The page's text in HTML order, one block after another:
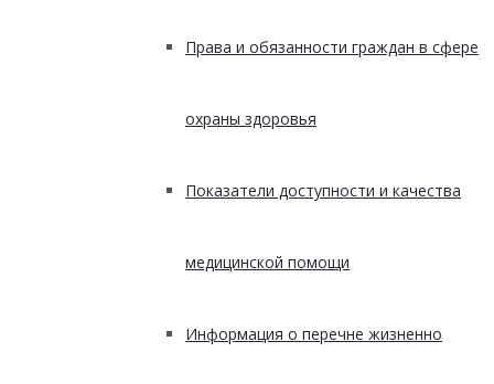
Права и обязанности граждан в сфере
охраны здоровья
Показатели доступности и качества
медицинской помощи
Информация о перечне жизненно